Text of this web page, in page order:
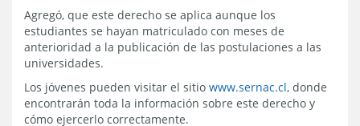
Agregó, que este derecho se aplica aunque los
estudiantes se hayan matriculado con meses de
anterioridad a la publicación de las postulaciones a las
universidades.
Los jóvenes pueden visitar el sitio www.sernac.cl, donde
encontrarán toda la información sobre este derecho y
cómo ejercerlo correctamente.